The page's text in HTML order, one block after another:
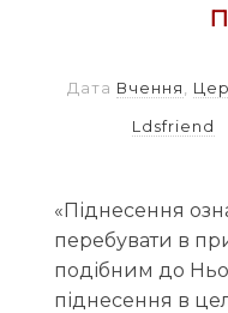
Дата Вчення ,
Ldsfriend
«Піднесення
перебувати в
подібним до
піднесення в